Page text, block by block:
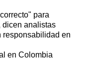
para
dicen analistas
responsabilidad en
en Colombia